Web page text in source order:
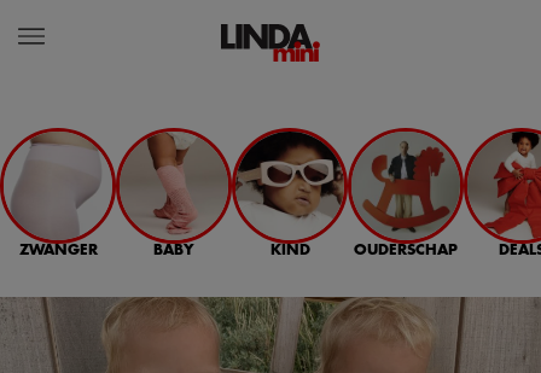
ZWANGER BABY KIND OUDERSCHAP